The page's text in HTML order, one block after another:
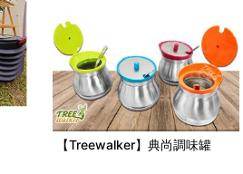
【Treewalker】典尚調味罐